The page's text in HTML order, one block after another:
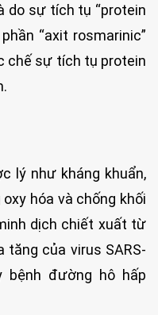
do sự tích tụ “protein
“axit rosmarinic”
chế sự tích tụ protein
lý như kháng khuẩn,
hóa và chống khối
dịch chiết xuất từ
của virus SARS-
bệnh đường hô hấp